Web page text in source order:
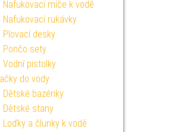
Nafukovací míče k vodě
Nafukovací rukávky
Plovací desky
Pončo sety
Vodní pistolky
do vody
Dětské bazénky
Dětské stany
Loďky a člunky k vodě